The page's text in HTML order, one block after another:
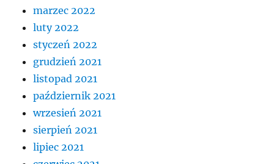
marzec 2022
luty 2022
styczeń 2022
grudzień 2021
listopad 2021
październik 2021
wrzesień 2021
sierpień 2021
lipiec 2021